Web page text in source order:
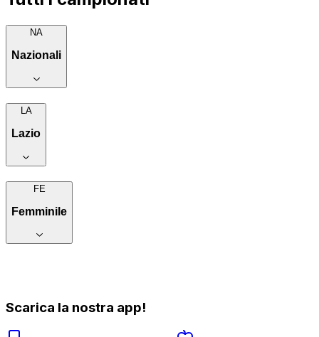
NA
Nazionali
LA
Lazio
FE
Femminile
Scarica la nostra app!